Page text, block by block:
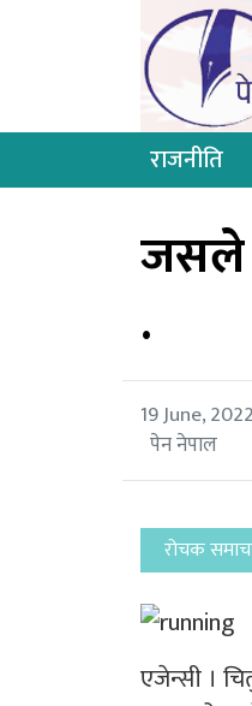
राजनीति
जसले
.
19 June,
पेन नेपाल
रोचक
एजेन्सी ।